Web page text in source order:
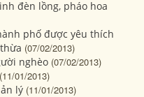
đèn lồng, pháo hoa
phố được yêu thích
(07/02/2013)
nghèo (07/02/2013)
(11/01/2013)
lý (11/01/2013)